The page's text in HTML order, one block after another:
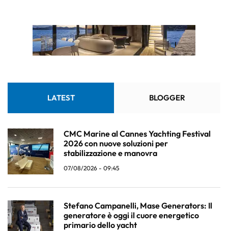
LATEST BLOGGER
CMC Marine al Cannes Yachting Festival
2026 con nuove soluzioni per
stabilizzazione e manovra
07/08/2026 - 09:45
Stefano Campanelli, Mase Generators: Il
generatore è oggi il cuore energetico
primario dello yacht